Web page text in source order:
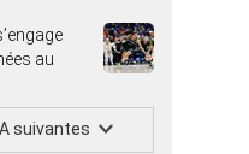
au
suivantes